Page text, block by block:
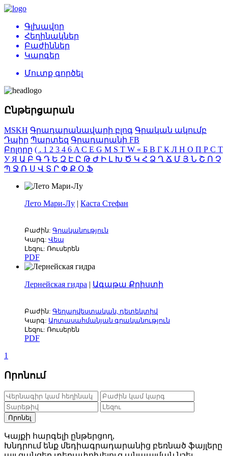
Գլխավոր
Հեղինակներ
Բաժիններ
Կարգեր
Մուտք գործել
Ընթերցարան
MSKH Գրադարանավարի բլոգ Գրական ակումբ
Դպիր Պարտեզ Գրադարանի FB
Բոլորը ( . 1 2 3 4 6 AC E G M S T W « Б В Г К Л Н О П Р С Т
УЯ Ա Բ Գ Դ Ե Զ Է Ը Թ Ժ Ի Լ Խ Ծ Կ Հ Ձ Ղ Ճ Մ Յ Ն Շ Ո Չ
Պ Ջ Ռ Ս Վ Տ Ր Փ Ք Օ Ֆ
Лето Мари-Лу | Каста Стефан
Բաժին: Գրականություն
Կարգ: Վեպ
Լեզու: Ռուսերեն
PDF
Лернейская гидра | Ագաթա Քրիստի
Բաժին: Գեղարվեստական, դետեկտիվ
Կարգ: Արտասահմանյան գրականություն
Լեզու: Ռուսերեն
PDF
1
Որոնում
Որոնել
Կայքի հարգելի ընթերցող,
Խնդրում ենք մեդիագրադարանից բեռնած ֆայլերը